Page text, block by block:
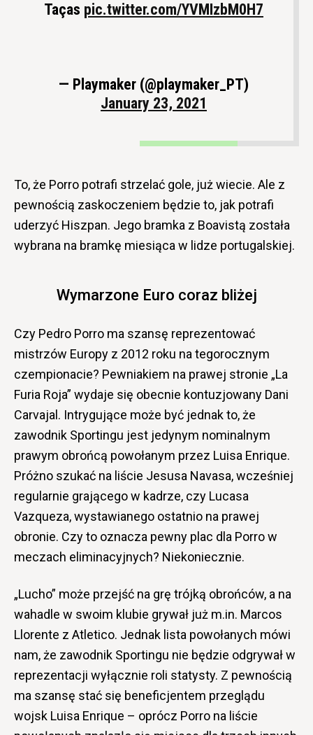
Taças pic.twitter.com/YVMIzbM0H7
— Playmaker (@playmaker_PT)
January 23, 2021
To, że Porro potrafi strzelać gole, już wiecie. Ale z
pewnością zaskoczeniem będzie to, jak potrafi
uderzyć Hiszpan. Jego bramka z Boavistą została
wybrana na bramkę miesiąca w lidze portugalskiej.
Wymarzone Euro coraz bliżej
Czy Pedro Porro ma szansę reprezentować
mistrzów Europy z 2012 roku na tegorocznym
czempionacie? Pewniakiem na prawej stronie „La
Furia Roja” wydaje się obecnie kontuzjowany Dani
Carvajal. Intrygujące może być jednak to, że
zawodnik Sportingu jest jedynym nominalnym
prawym obrońcą powołanym przez Luisa Enrique.
Próżno szukać na liście Jesusa Navasa, wcześniej
regularnie grającego w kadrze, czy Lucasa
Vazqueza, wystawianego ostatnio na prawej
obronie. Czy to oznacza pewny plac dla Porro w
meczach eliminacyjnych? Niekoniecznie.
„Lucho” może przejść na grę trójką obrońców, a na
wahadle w swoim klubie grywał już m.in. Marcos
Llorente z Atletico. Jednak lista powołanych mówi
nam, że zawodnik Sportingu nie będzie odgrywał w
reprezentacji wyłącznie roli statysty. Z pewnością
ma szansę stać się beneficjentem przeglądu
wojsk Luisa Enrique – oprócz Porro na liście